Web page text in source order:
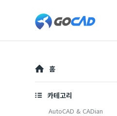
캐
–
캐
Explore
홈
카테고리
AutoCAD & CADian